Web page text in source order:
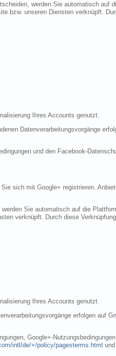
werden Sie automatisch
bzw. unseren Diensten verknüpft.
Ihres Accounts genutzt.
Datenverarbeitungsvorgänge
und den Facebook-
sich mit Google+ registrieren.
Sie automatisch auf die
verknüpft. Durch diese
Ihres Accounts genutzt.
erfolgen
Google+-
intl/de/+/policy/pagesterms.html und